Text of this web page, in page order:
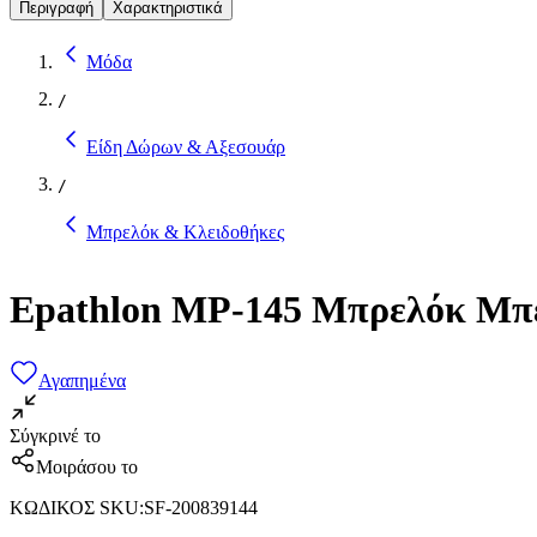
Περιγραφή Χαρακτηριστικά
Μόδα
/
Είδη Δώρων & Αξεσουάρ
/
Μπρελόκ & Κλειδοθήκες
Epathlon MP-145 Μπρελόκ
Αγαπημένα
Σύγκρινέ το
Μοιράσου το
ΚΩΔΙΚΟΣ SKU:SF-200839144